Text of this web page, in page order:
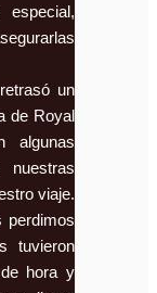
un
de Royal
algunas
nuestras
viaje.
perdimos
tuvieron
hora y